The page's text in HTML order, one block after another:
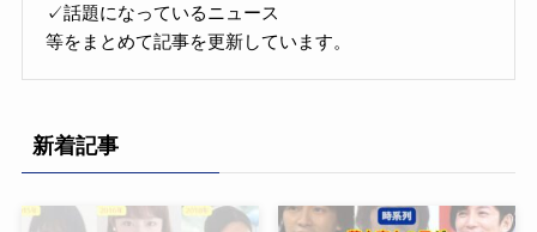
✓話題になっているニュース
等をまとめて記事を更新しています。
新着記事